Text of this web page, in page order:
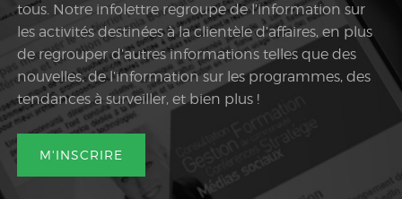
tous. Notre infolettre regroupe de l’information sur
les activités destinées à la clientèle d’affaires, en plus
de regrouper d’autres informations telles que des
nouvelles, de l’information sur les programmes, des
tendances à surveiller, et bien plus !
M'INSCRIRE